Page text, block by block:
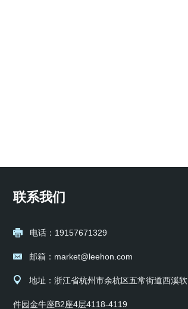
联系我们
电话：19157671329
邮箱：market@leehon.com
地址：浙江省杭州市余杭区五常街道西溪软
件园金牛座B2座4层4118-4119